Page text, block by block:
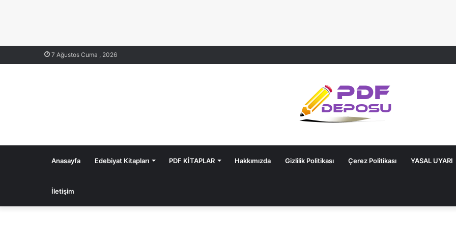
7 Ağustos Cuma , 2026
Anasayfa Edebiyat Kitapları PDF KİTAPLAR Hakkımızda Gizlilik Politikası Çerez Politikası YASAL UYARI
İletişim